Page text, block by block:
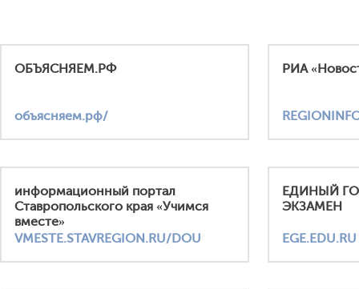
ОБЪЯСНЯЕМ.РФ
объясняем.рф/
РИА
информационный портал
Ставропольского края «Учимся
вместе»
VMESTE.STAVREGION.RU/DOU
ЕДИНЫЙ
ЭКЗАМЕН
EGE.EDU.RU